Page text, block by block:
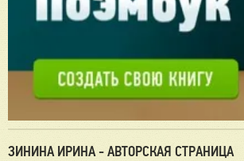
ЗИНИНА ИРИНА - АВТОРСКАЯ СТРАНИЦА